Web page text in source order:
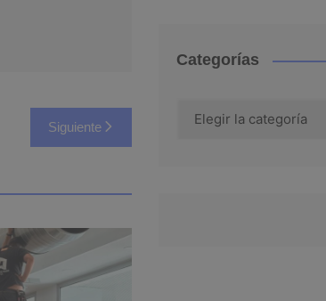
Siguiente
Categorías